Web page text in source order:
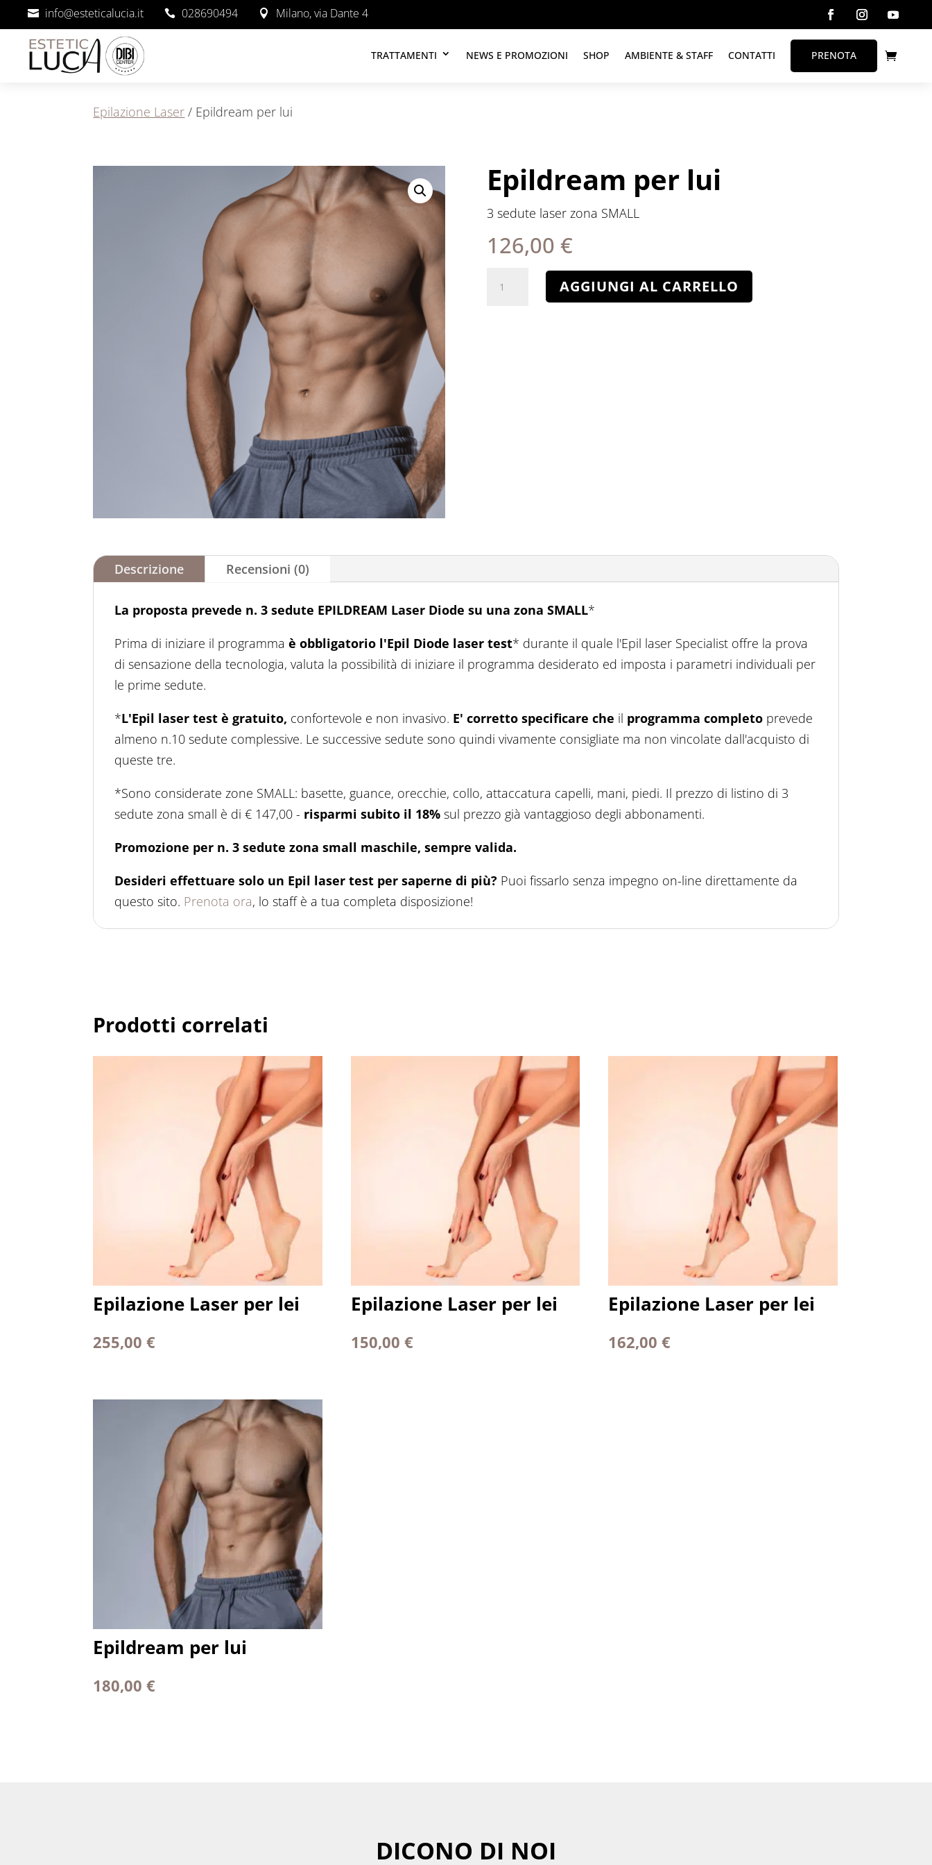
 info@esteticalucia.it  028690494  Milano, via Dante 4
TRATTAMENTI NEWS E PROMOZIONI SHOP AMBIENTE & STAFF CONTATTI PRENOTA
Epilazione Laser / Epildream per lui
Epildream per lui
3 sedute laser zona SMALL
126,00 €
Epildream
AGGIUNGI AL CARRELLO
Descrizione Recensioni (0)
La proposta prevede n. 3 sedute EPILDREAM Laser Diode su una zona SMALL*
Prima di iniziare il programmaè obbligatorio l'Epil Diode laser test* durante il quale l'Epil laser Specialist offre la prova
di sensazione della tecnologia, valuta la possibilità di iniziare il programma desiderato ed imposta i parametri individuali per
le prime sedute.
*L'Epil laser test è gratuito, confortevole e non invasivo. E' corretto specificare che il programma completo prevede
almeno n.10 sedute complessive. Le successive sedute sono quindi vivamente consigliate ma non vincolate dall'acquisto di
queste tre.
*Sono considerate zone SMALL: basette, guance, orecchie, collo, attaccatura capelli, mani, piedi. Il prezzo di listino di 3
sedute zona small è di € 147,00 - risparmi subito il 18% sul prezzo già vantaggioso degli abbonamenti.
Promozione per n. 3 sedute zona small maschile, sempre valida.
Desideri effettuare solo un Epil laser test per saperne di più? Puoi fissarlo senza impegno on-line direttamente da
questo sito. Prenota ora, lo staff è a tua completa disposizione!
Prodotti correlati
Epilazione Laser per lei
255,00€
Epilazione Laser per lei
150,00 €
Epilazione Laser per lei
162,00€
Epildream per lui
180,00€
DICONO DI NOI